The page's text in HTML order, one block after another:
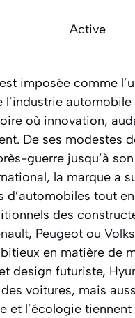
Active
imposée comme
l’industrie
où innovation,
De ses modestes
guerre jusqu’à
la marque a
d’automobiles tout
des
, Peugeot ou
en matière de
design futuriste,
voitures, mais
et l’écologie tiennent